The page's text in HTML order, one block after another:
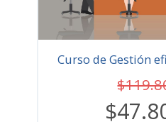
Curso de Gestión